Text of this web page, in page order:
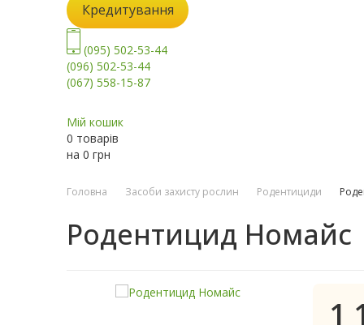
Кредитування
(095) 502-53-44
(096) 502-53-44
(067) 558-15-87
Мій кошик
0 товарів
на 0 грн
Головна Засоби захисту рослин Родентициди
Родентицид Номайс
1